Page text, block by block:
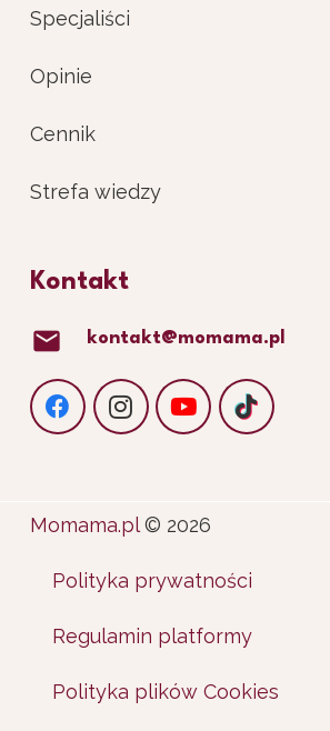
Specjaliści
Opinie
Cennik
Strefa wiedzy
Kontakt
mail kontakt@momama.pl
Momama.pl© 2026
Polityka prywatności
Regulamin platformy
Polityka plików Cookies